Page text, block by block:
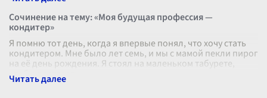
Сочинение на тему: «Моя будущая профессия —
кондитер»
Я помню тот день, когда я впервые понял, что хочу стать
кондитером. Мне было лет семь, и мы с мамой пекли пирог
на её день рождения. Я стоял на маленьком табурете,
чтобы доставать